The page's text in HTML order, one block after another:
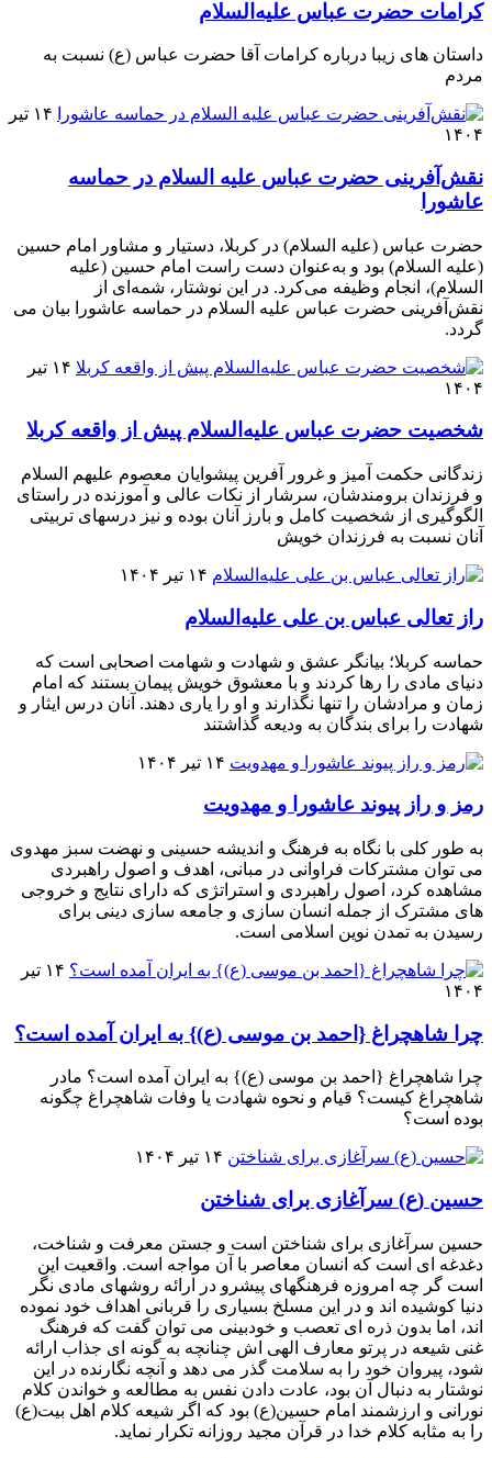
کرامات حضرت عباس علیه‌السلام
داستان های زیبا درباره کرامات آقا حضرت عباس (ع) نسبت به
مردم
۱۴ تیر
۱۴۰۴
نقش‌آفرینی حضرت عباس علیه السلام در حماسه
عاشورا
حضرت عباس (علیه السلام) در کربلا، دستیار و مشاور امام حسین
(علیه السلام) بود و به‌عنوان دست راست امام حسین (علیه
السلام)، انجام وظیفه می‌کرد. در این نوشتار، شمه‌ای از
نقش‌آفرینی حضرت عباس علیه السلام در حماسه عاشورا بیان می
گردد.
۱۴ تیر
۱۴۰۴
شخصیت حضرت عباس علیه‌السلام پیش از واقعه کربلا
زندگانى حکمت ‏آمیز و غرور آفرین پیشوایان معصوم علیهم ‏السلام
و فرزندان برومندشان، سرشار از نکات عالى و آموزنده در راستاى
الگوگیرى از شخصیت کامل و بارز آنان بوده و نیز درسهاى تربیتى
آنان نسبت به فرزندان خویش
۱۴ تیر ۱۴۰۴
راز تعالی عباس بن علی علیه‌السلام
حماسه کربلا؛ بیانگر عشق و شهادت و شهامت اصحابی است که
دنیای مادی را رها کردند و با معشوق خویش پیمان بستند که امام
زمان و مرادشان را تنها نگذارند و او را یاری دهند. آنان درس ایثار و
شهادت را برای بندگان به ودیعه گذاشتند
۱۴ تیر ۱۴۰۴
رمز و راز پیوند عاشورا و مهدویت
به طور کلی با نگاه به فرهنگ و اندیشه حسینی و نهضت سبز مهدوی
می توان مشترکات فراوانی در مبانی، اهدف و اصول راهبردی
مشاهده کرد، اصول راهبردی و استراتژی که دارای نتایج و خروجی
های مشترک از جمله انسان سازی و جامعه سازی دینی برای
رسیدن به تمدن نوین اسلامی است.
۱۴ تیر
۱۴۰۴
چرا شاهچراغ {احمد بن موسی (ع)} به ایران آمده است؟
چرا شاهچراغ {احمد بن موسی (ع)} به ایران آمده است؟ مادر
شاهچراغ کیست؟ قیام و نحوه شهادت یا وفات شاهچراغ چگونه
بوده است؟
۱۴ تیر ۱۴۰۴
حسین (ع) سرآغازی برای شناختن
حسین سرآغازی برای شناختن است و جستن معرفت و شناخت،
دغدغه ای است که انسان معاصر با آن مواجه است. واقعیت این
است گر چه امروزه فرهنگهای پیشرو در ارائه روشهای مادی نگر
دنیا کوشیده اند و در این مسلخ بسیاری را قربانی اهداف خود نموده
اند، اما بدون ذره ای تعصب و خودبینی می توان گفت که فرهنگ
غنی شیعه در پرتو معارف الهی اش چنانچه به گونه ای جذاب ارائه
شود، پیروان خود را به سلامت گذر می دهد و آنچه نگارنده در این
نوشتار به دنبال آن بود، عادت دادن نفس به مطالعه و خواندن کلام
نورانی و ارزشمند امام حسین(ع) بود که اگر شیعه کلام اهل بیت(ع)
را به مثابه کلام خدا در قرآن مجید روزانه تکرار نماید.